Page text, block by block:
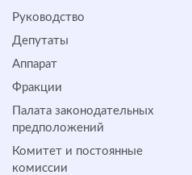
Руководство
Депутаты
Аппарат
Фракции
Палата законодательных
предположений
Комитет и постоянные
комиссии